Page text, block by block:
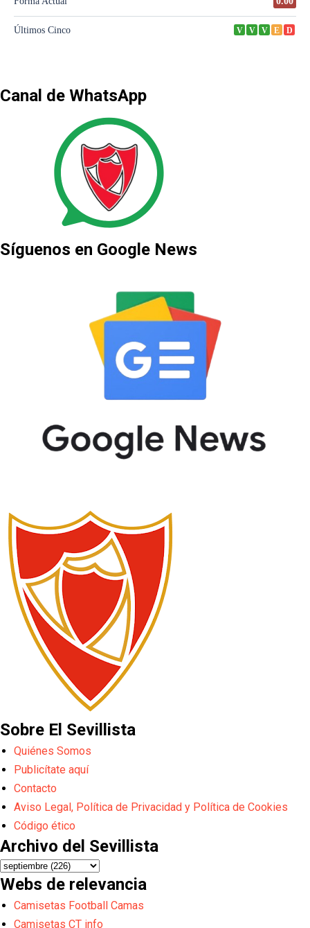
Canal de WhatsApp
Síguenos en Google News
Sobre El Sevillista
Quiénes Somos
Publicítate aquí
Contacto
Aviso Legal, Política de Privacidad y Política de Cookies
Código ético
Archivo del Sevillista
Webs de relevancia
Camisetas Football Camas
Camisetas CT info